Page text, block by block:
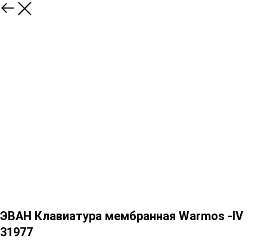
ЭВАН Клавиатура мембранная Warmos -IV
31977